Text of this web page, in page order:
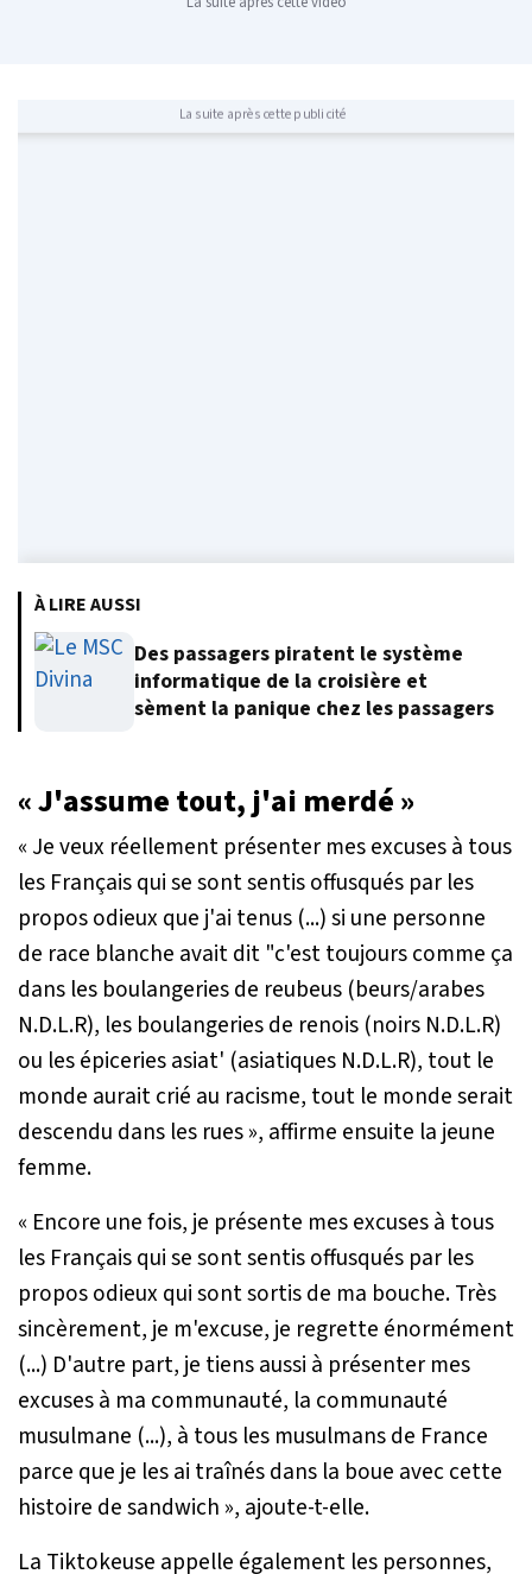
La suite après cette publicité
À LIRE AUSSI
Des passagers piratent le système
informatique de la croisière et
sèment la panique chez les passagers
« J'assume tout, j'ai merdé »
« Je veux réellement présenter mes excuses à tous
les Français qui se sont sentis offusqués par les
propos odieux que j'ai tenus (...) si une personne
de race blanche avait dit "c'est toujours comme ça
dans les boulangeries de reubeus (beurs/arabes
N.D.L.R), les boulangeries de renois (noirs N.D.L.R)
ou les épiceries asiat' (asiatiques N.D.L.R), tout le
monde aurait crié au racisme, tout le monde serait
descendu dans les rues», affirme ensuite la jeune
femme.
« Encore une fois, je présente mes excuses à tous
les Français qui se sont sentis offusqués par les
propos odieux qui sont sortis de ma bouche. Très
sincèrement, je m'excuse, je regrette énormément
(...) D'autre part, je tiens aussi à présenter mes
excuses à ma communauté, la communauté
musulmane (...), à tous les musulmans de France
parce que je les ai traînés dans la boue avec cette
histoire de sandwich », ajoute-t-elle.
La Tiktokeuse appelle également les personnes,